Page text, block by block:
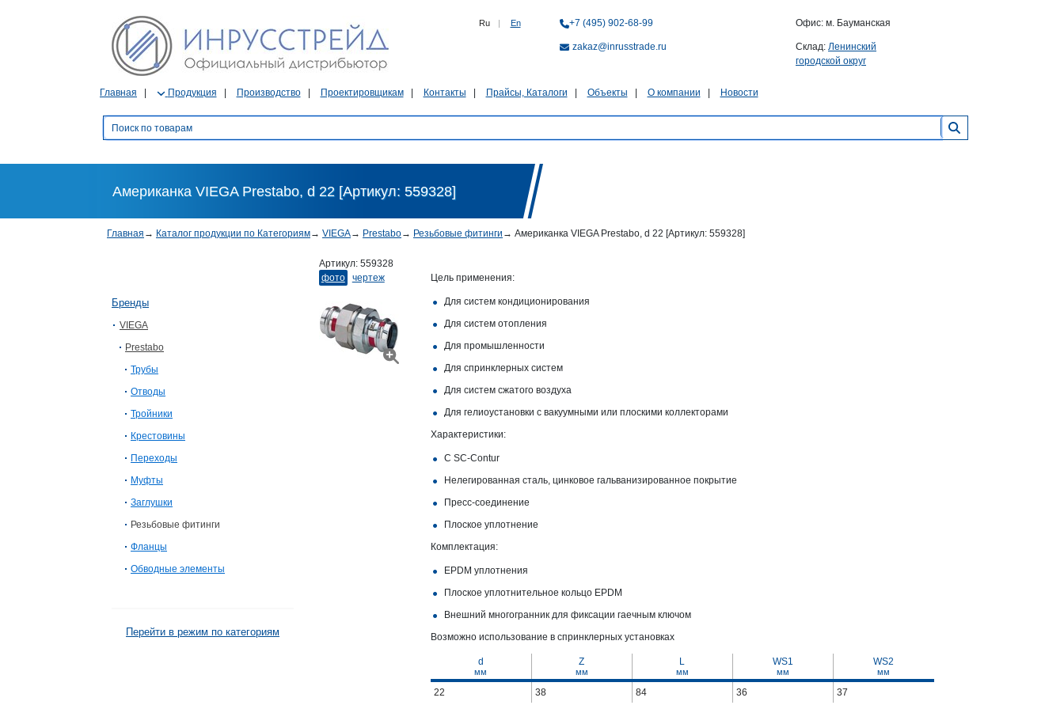
Ru | En +7 (495) 902-68-99
zakaz@inrusstrade.ru
Офис: м. Бауманская
Склад: Ленинский
городской округ
Главная Продукция Производство Проектировщикам Контакты Прайсы, Каталоги Объекты О компании Новости
Американка VIEGA Prestabo, d 22 [Артикул: 559328]
Главная → Каталог продукции по Категориям→ VIEGA→ Prestabo→ Резьбовые фитинги → Американка VIEGA Prestabo, d 22 [Артикул: 559328]
Бренды
VIEGA
Prestabo
Трубы
Отводы
Тройники
Крестовины
Переходы
Муфты
Заглушки
Резьбовые фитинги
Фланцы
Обводные элементы
Перейти в режим по категориям
Артикул: 559328
фото
чертеж Цель применения:
Для систем кондиционирования
Для систем отопления
Для промышленности
Для спринклерных систем
Для систем сжатого воздуха
Для гелиоустановки с вакуумными или плоскими коллекторами
Характеристики:
С SC‑Contur
Нелегированная сталь, цинковое гальванизированное покрытие
Пресс-соединение
Плоское уплотнение
Комплектация:
EPDM уплотнения
Плоское уплотнительное кольцо EPDM
Внешний многогранник для фиксации гаечным ключом
Возможно использование в спринклерных установках
d Z L WS1 WS2
мм мм мм мм мм
22 38 84 36 37